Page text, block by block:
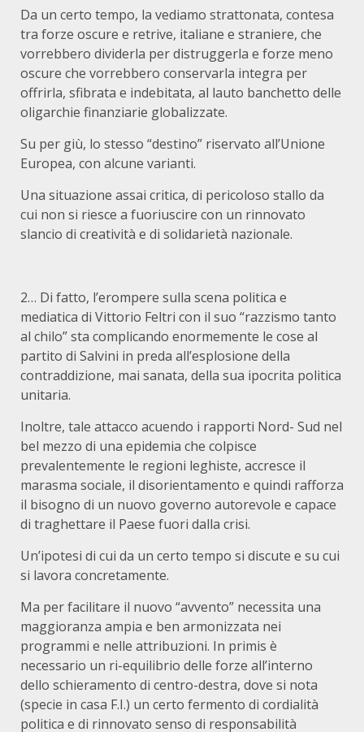
Da un certo tempo, la vediamo strattonata, contesa
tra forze oscure e retrive, italiane e straniere, che
vorrebbero dividerla per distruggerla e forze meno
oscure che vorrebbero conservarla integra per
offrirla, sfibrata e indebitata, al lauto banchetto delle
oligarchie finanziarie globalizzate.
Su per giù, lo stesso “destino” riservato all’Unione
Europea, con alcune varianti.
Una situazione assai critica, di pericoloso stallo da
cui non si riesce a fuoriuscire con un rinnovato
slancio di creatività e di solidarietà nazionale.
2… Di fatto, l’erompere sulla scena politica e
mediatica di Vittorio Feltri con il suo “razzismo tanto
al chilo” sta complicando enormemente le cose al
partito di Salvini in preda all’esplosione della
contraddizione, mai sanata, della sua ipocrita politica
unitaria.
Inoltre, tale attacco acuendo i rapporti Nord- Sud nel
bel mezzo di una epidemia che colpisce
prevalentemente le regioni leghiste, accresce il
marasma sociale, il disorientamento e quindi rafforza
il bisogno di un nuovo governo autorevole e capace
di traghettare il Paese fuori dalla crisi.
Un’ipotesi di cui da un certo tempo si discute e su cui
si lavora concretamente.
Ma per facilitare il nuovo “avvento” necessita una
maggioranza ampia e ben armonizzata nei
programmi e nelle attribuzioni. In primis è
necessario un ri-equilibrio delle forze all’interno
dello schieramento di centro-destra, dove si nota
(specie in casa F.I.) un certo fermento di cordialità
politica e di rinnovato senso di responsabilità